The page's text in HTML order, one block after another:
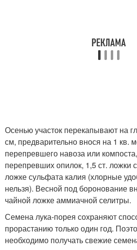
Осенью участок перекапывают на
см, предварительно внося на 1 кв.
перепревшего навоза или
перепревших опилок, 1,5 ст. ложки
ложке сульфата калия (хлорные
нельзя). Весной под боронование
чайной ложке аммиачной селитры.
Семена лука-порея сохраняют
прорастанию только один год.
необходимо получать свежие